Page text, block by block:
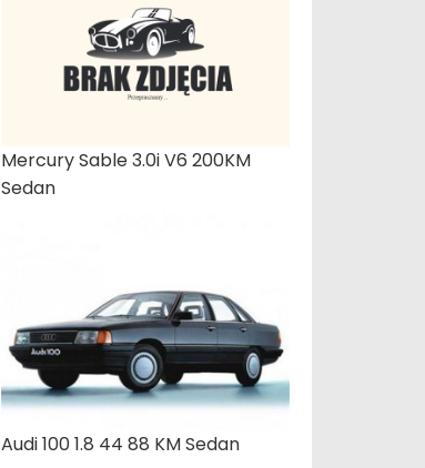
Mercury Sable 3.0i V6 200KM
Sedan
Audi 100 1.8 44 88 KM Sedan